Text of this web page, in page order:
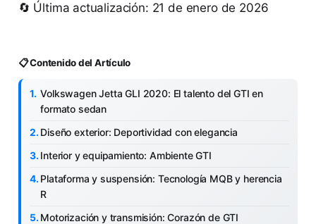
🔄 Última actualización: 21 de enero de 2026
📋 Contenido del Artículo
Volkswagen Jetta GLI 2020: El talento del GTI en
formato sedan
Diseño exterior: Deportividad con elegancia
Interior y equipamiento: Ambiente GTI
Plataforma y suspensión: Tecnología MQB y herencia
R
Motorización y transmisión: Corazón de GTI